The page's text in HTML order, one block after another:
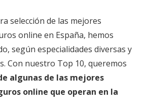
selección de las mejores
online en España, hemos
según especialidades diversas y
Con nuestro Top 10, queremos
algunas de las mejores
online que operan en la